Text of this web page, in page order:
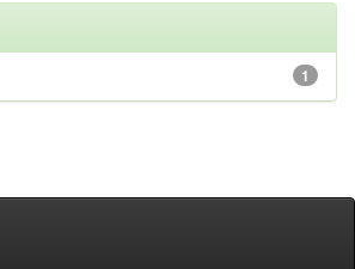
1